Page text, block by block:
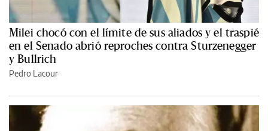
Milei chocó con el límite de sus aliados y el traspié
en el Senado abrió reproches contra Sturzenegger
y Bullrich
Pedro Lacour